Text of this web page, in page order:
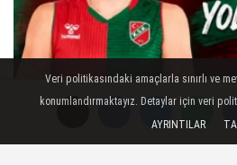
Ezgi Uludağ ile Yola
Veri politikasındaki amaçlarla sınırlı ve
konumlandırmaktayız. Detaylar için veri
AYRINTILAR